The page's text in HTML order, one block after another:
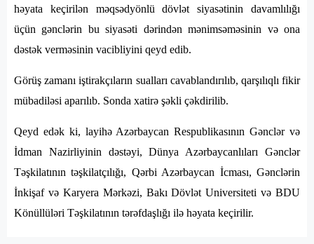
həyata keçirilən məqsədyönlü dövlət siyasətinin davamlılığı
üçün gənclərin bu siyasəti dərindən mənimsəməsinin və ona
dəstək verməsinin vacibliyini qeyd edib.
Görüş zamanı iştirakçıların sualları cavablandırılıb, qarşılıqlı fikir
mübadiləsi aparılıb. Sonda xatirə şəkli çəkdirilib.
Qeyd edək ki, layihə Azərbaycan Respublikasının Gənclər və
İdman Nazirliyinin dəstəyi, Dünya Azərbaycanlıları Gənclər
Təşkilatının təşkilatçılığı, Qərbi Azərbaycan İcması, Gənclərin
İnkişaf və Karyera Mərkəzi, Bakı Dövlət Universiteti və BDU
Könüllüləri Təşkilatının tərəfdaşlığı ilə həyata keçirilir.